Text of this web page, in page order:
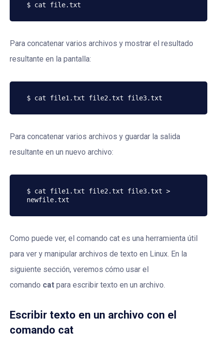
Para concatenar varios archivos y mostrar el resultado
resultante en la pantalla:
Para concatenar varios archivos y guardar la salida
resultante en un nuevo archivo:
$ cat file1.txt file2.txt file3.txt >
Como puede ver, el comando cat es una herramienta útil
para ver y manipular archivos de texto en Linux. En la
siguiente sección, veremos cómo usar el
comando cat para escribir texto en un archivo.
Escribir texto en un archivo con el
comando cat